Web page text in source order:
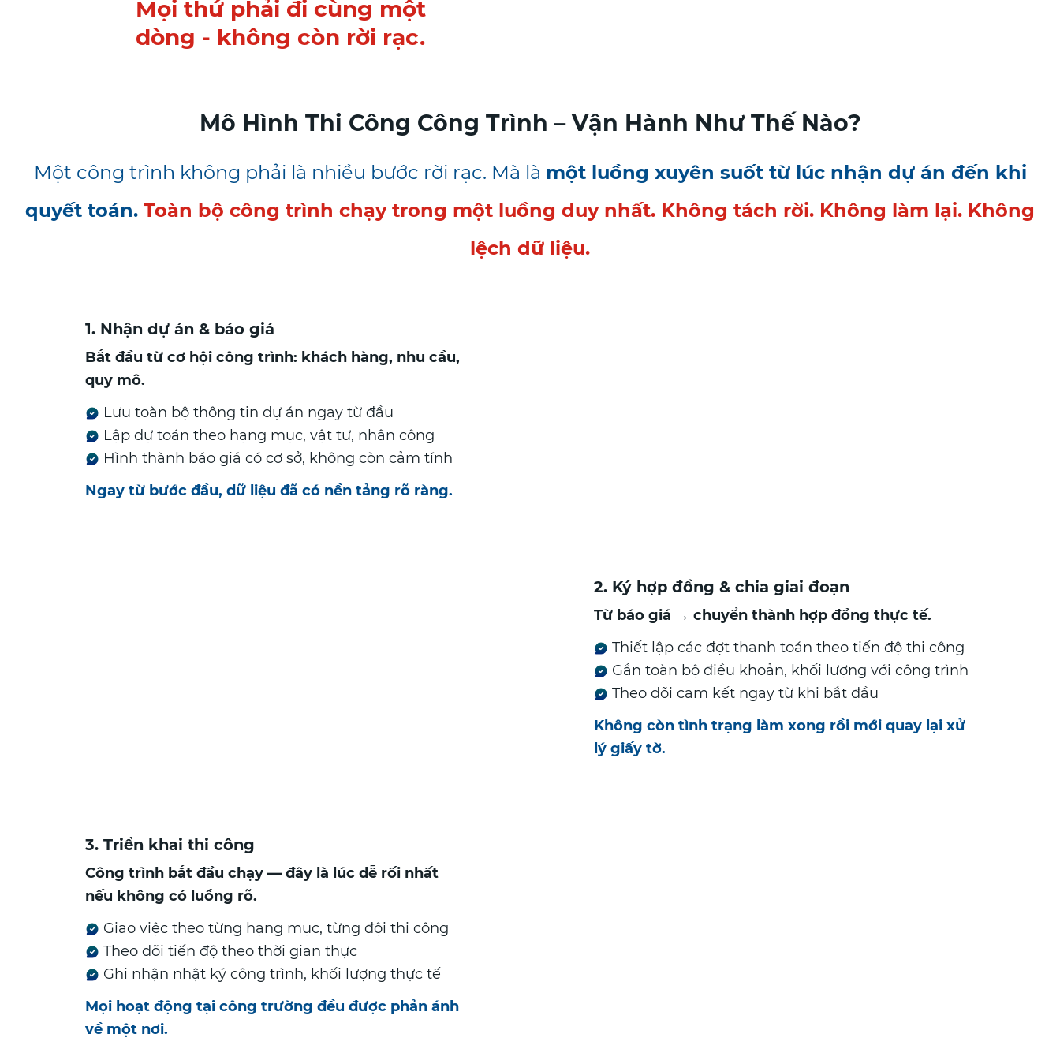
Mọi thứ phải đi cùng một
dòng - không còn rời rạc.
Mô Hình Thi Công Công Trình – Vận Hành Như Thế Nào?
Một công trình không phải là nhiều bước rời rạc. Mà là một luồng xuyên suốt từ lúc nhận dự án đến khi
quyết toán. Toàn bộ công trình chạy trong một luồng duy nhất. Không tách rời. Không làm lại. Không
lệch dữ liệu.
1. Nhận dự án & báo giá
Bắt đầu từ cơ hội công trình: khách hàng, nhu cầu,
quy mô.
Lưu toàn bộ thông tin dự án ngay từ đầu
Lập dự toán theo hạng mục, vật tư, nhân công
Hình thành báo giá có cơ sở, không còn cảm tính
Ngay từ bước đầu, dữ liệu đã có nền tảng rõ ràng.
2. Ký hợp đồng & chia giai đoạn
Từ báo giá → chuyển thành hợp đồng thực tế.
Thiết lập các đợt thanh toán theo tiến độ thi công
Gắn toàn bộ điều khoản, khối lượng với công trình
Theo dõi cam kết ngay từ khi bắt đầu
Không còn tình trạng làm xong rồi mới quay lại xử
lý giấy tờ.
3. Triển khai thi công
Công trình bắt đầu chạy — đây là lúc dễ rối nhất
nếu không có luồng rõ.
Giao việc theo từng hạng mục, từng đội thi công
Theo dõi tiến độ theo thời gian thực
Ghi nhận nhật ký công trình, khối lượng thực tế
Mọi hoạt động tại công trường đều được phản ánh
về một nơi.